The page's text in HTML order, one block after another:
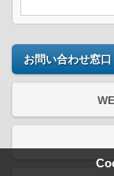
お問い合わせ窓口